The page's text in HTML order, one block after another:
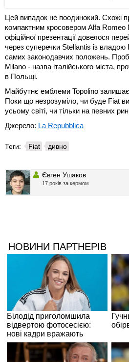
Цей випадок не поодинокий. Схожі
компактним кросовером Alfa Romeo
офіційної презентації довелося
через суперечки Stellantis із владою
самих законодавчих положень.
Milano - назва італійського міста,
в Польщі.
Майбутнє емблеми Topolino
Поки що незрозуміло, чи буде Fiat
усьому світі, чи тільки на певних
Джерело: La Repubblica
Теги: Fiat дивно
Євген Ушаков
17 років за кермом